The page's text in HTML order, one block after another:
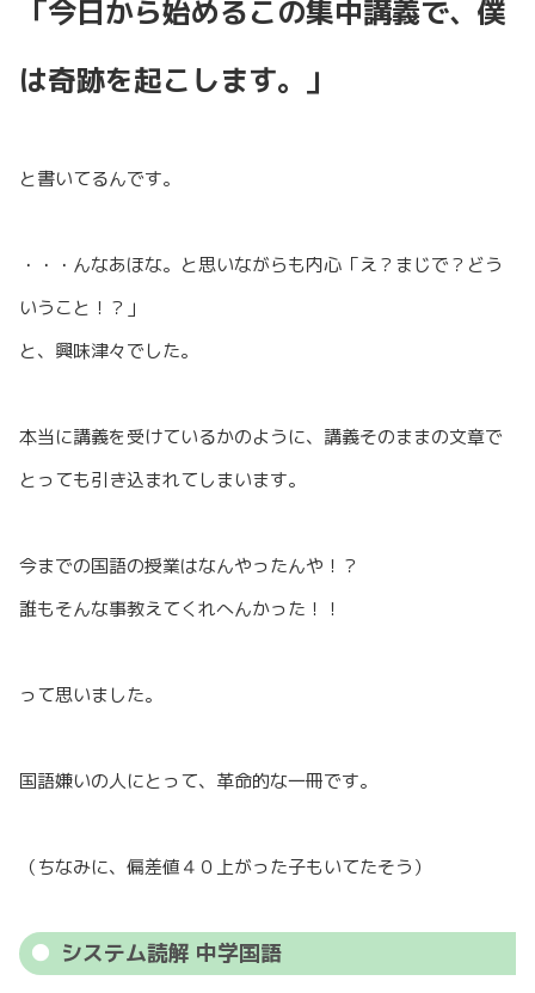
「今日から始めるこの集中講義で、僕
は奇跡を起こします。」
と書いてるんです。
・・・んなあほな。と思いながらも内心「え？まじで？どう
いうこと！？」
と、興味津々でした。
本当に講義を受けているかのように、講義そのままの文章で
とっても引き込まれてしまいます。
今までの国語の授業はなんやったんや！？
誰もそんな事教えてくれへんかった！！
って思いました。
国語嫌いの人にとって、革命的な一冊です。
（ちなみに、偏差値４０上がった子もいてたそう）
システム読解 中学国語